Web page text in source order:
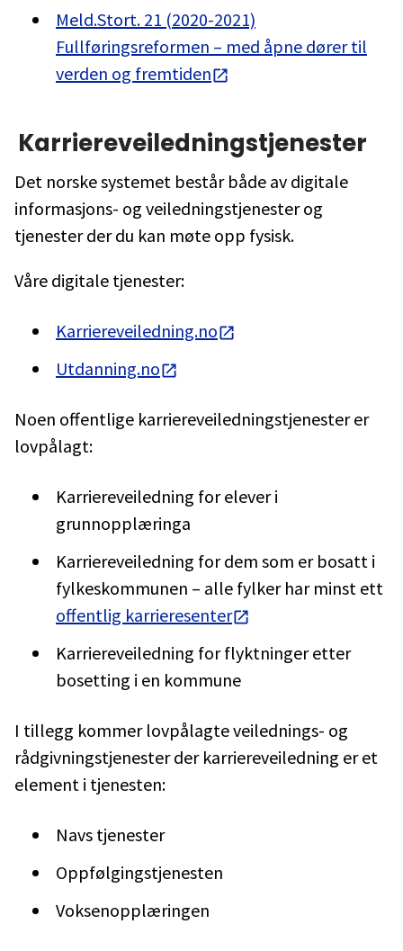
Meld.Stort. 21 (2020-2021)
Fullføringsreformen – med åpne dører til
verden og fremtiden
Karriereveiledningstjenester
Det norske systemet består både av digitale
informasjons- og veiledningstjenester og
tjenester der du kan møte opp fysisk.
Våre digitale tjenester:
Karriereveiledning.no
Utdanning.no
Noen offentlige karriereveiledningstjenester er
lovpålagt:
Karriereveiledning for elever i
grunnopplæringa
Karriereveiledning for dem som er bosatt i
fylkeskommunen – alle fylker har minst ett
offentlig karrieresenter
Karriereveiledning for flyktninger etter
bosetting i en kommune
I tillegg kommer lovpålagte veilednings- og
rådgivningstjenester der karriereveiledning er et
element i tjenesten:
Navs tjenester
Oppfølgingstjenesten
Voksenopplæringen